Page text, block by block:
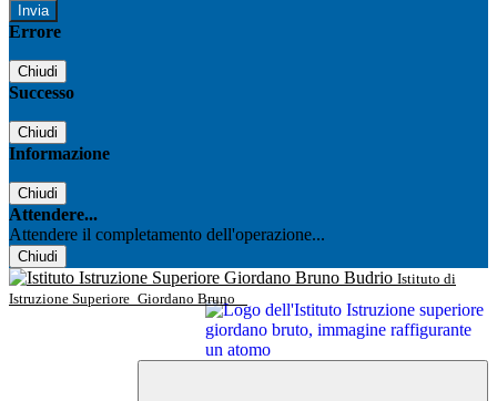
Errore
Chiudi
Successo
Chiudi
Informazione
Chiudi
Attendere...
Attendere il completamento dell'operazione...
Chiudi
Istituto di
Istruzione Superiore Giordano Bruno